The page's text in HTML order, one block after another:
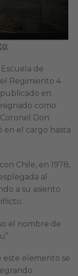
de
Regimiento 4
en
como
Don
en el cargo hasta
Chile, en 1978,
al
a su asiento
el nombre de
este elemento se